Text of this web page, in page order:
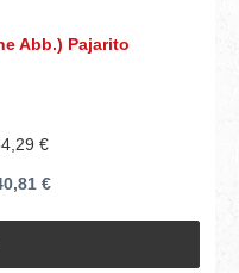
Abb.) Pajarito
€
€